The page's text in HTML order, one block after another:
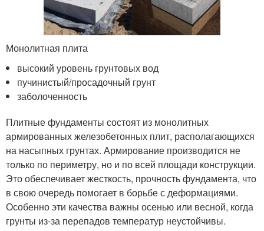
Монолитная плита
высокий уровень грунтовых вод
пучинистый/просадочный грунт
заболоченность
Плитные фундаменты состоят из монолитных
армированных железобетонных плит, располагающихся
на насыпных грунтах. Армирование производится не
только по периметру, но и по всей площади конструкции.
Это обеспечивает жесткость, прочность фундамента, что
в свою очередь помогает в борьбе с деформациями.
Особенно эти качества важны осенью или весной, когда
грунты из-за перепадов температур неустойчивы.